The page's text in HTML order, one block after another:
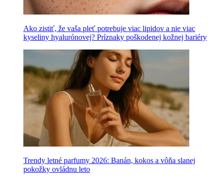
Ako zistiť, že vaša pleť potrebuje viac lipidov a nie viac
kyseliny hyalurónovej? Príznaky poškodenej kožnej bariéry
Trendy letné parfumy 2026: Banán, kokos a vôňa slanej
pokožky ovládnu leto